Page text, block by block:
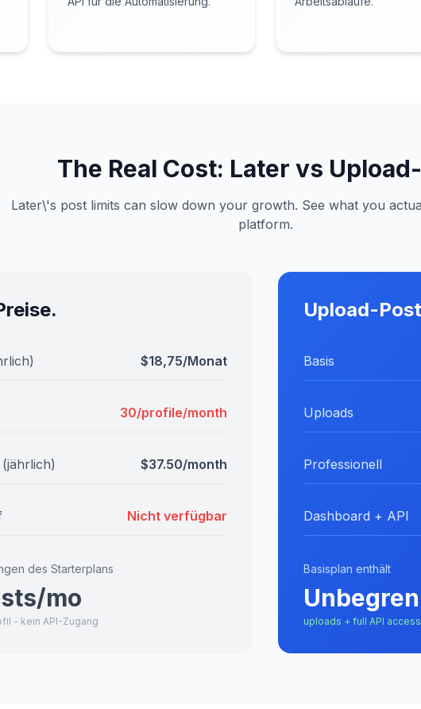
The Real Cost: Later vs
Later\'s post limits can slow down your growth. See what you
platform.
$18,75/Monat
30/profile/month
$37.50/month
Nicht verfügbar
des Starterplans
mo
- kein API-Zugang
Upload-
Basis
Uploads
Professionell
Dashboard + API
Basisplan enthält
uploads + full API access